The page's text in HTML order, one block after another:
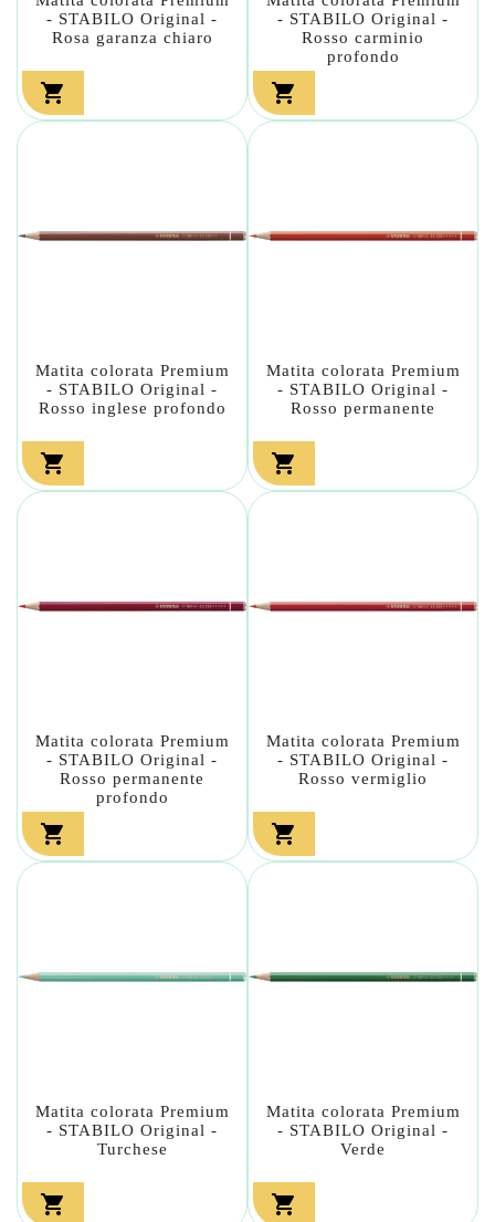
- STABILO Original -
Rosa garanza chiaro

- STABILO Original -
Rosso carminio
profondo

Matita colorata Premium
- STABILO Original -
Rosso inglese profondo

Matita colorata Premium
- STABILO Original -
Rosso permanente

Matita colorata Premium
- STABILO Original -
Rosso permanente
profondo

Matita colorata Premium
- STABILO Original -
Rosso vermiglio

Matita colorata Premium
- STABILO Original -
Turchese

Matita colorata Premium
- STABILO Original -
Verde
